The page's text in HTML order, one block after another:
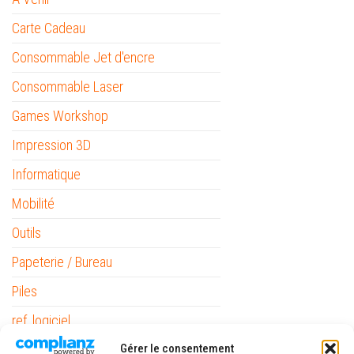
Gérer le consentement
Carte Cadeau
Consommable Jet d'encre
Consommable Laser
Games Workshop
Impression 3D
Informatique
Mobilité
Outils
Papeterie / Bureau
Piles
ref_logiciel
Rubans